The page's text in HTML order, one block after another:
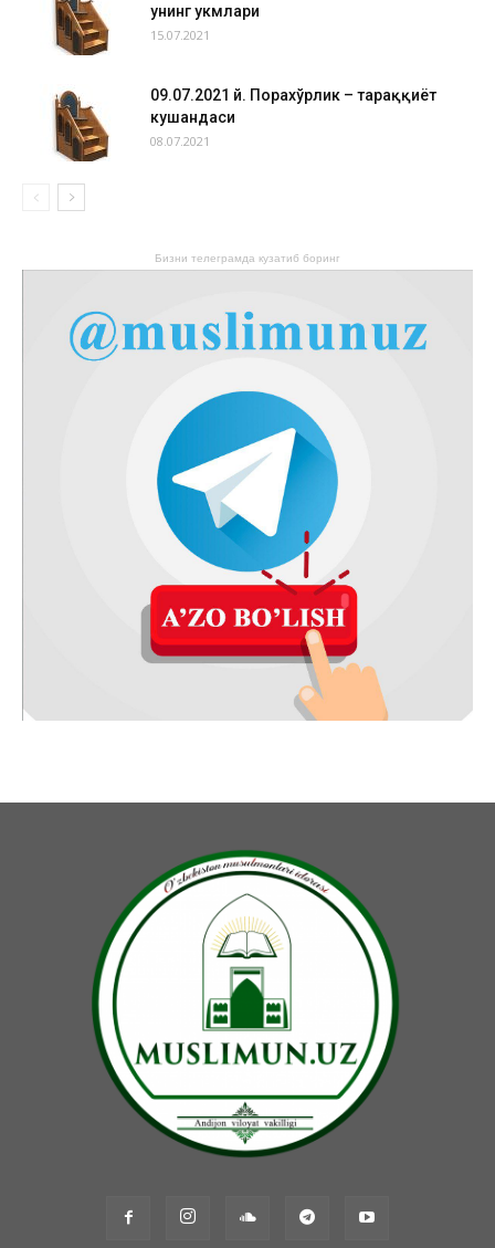
унинг ҳукмлари
15.07.2021
09.07.2021 й. Порахўрлик – тараққиёт
кушандаси
08.07.2021
Бизни телеграмда кузатиб боринг